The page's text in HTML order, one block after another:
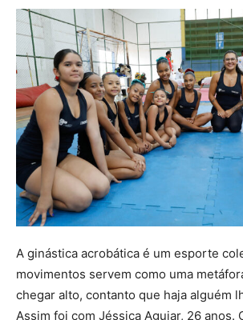
A ginástica acrobática é um esporte
movimentos servem como uma
chegar alto, contanto que haja alguém
Assim foi com Jéssica Aguiar, 26 anos.